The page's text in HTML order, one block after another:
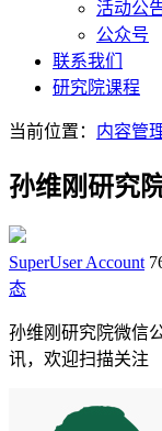
活动公
公众号
联系我们
研究院课程
当前位置： 内容管
孙维刚研究
SuperUser Account
态
孙维刚研究院微信
讯，欢迎扫描关注